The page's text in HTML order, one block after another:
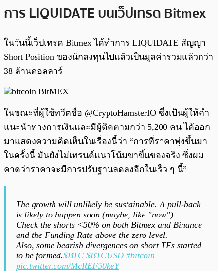
การ LIQUIDATE บนเว็ปเทรด Bitmex
ในวันนี้เว็ปเทรด Bitmex ได้ทำการ LIQUIDATE สัญญา
Short Position ของนักลงทุนไปแล้วเป็นมูลค่ารวมแล้วกว่า
38 ล้านดอลลาร์
ในขณะที่ผู้ใช้ทวีตชื่อ @CryptoHamsterIO ซึ่งเป็นผู้ให้คำ
แนะนำทางการเงินและมีผู้ติดตามกว่า 5,200 คน ได้ออก
มาแสดงความคิดเห็นในเรื่องนี้ว่า “การที่ราคาพุ่งขึ้นมา
ในครั้งนี้ มันยังไม่เทรนด์แนวโน้มขาขึ้นของจริง ซึ่งผม
คาดว่าราคาจะมีการปรับฐานลดลงอีกในเร็ว ๆ นี้”
The growth will unlikely be sustainable. A pull-back
is likely to happen soon (maybe, like "now").
Check the shorts <50% on both Bitmex and Binance
and the Funding Rate above the zero level.
Also, some bearish divergences on short TFs started
to be formed.$BTC $BTCUSD #bitcoin
pic.twitter.com/McREF50keY